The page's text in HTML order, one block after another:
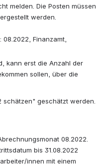
melden. Die Posten müssen
werden.
Finanzamt,
kann erst die Anzahl der
sollen, über die
geschätzt werden.
08.2022.
bis 31.08.2022
innen mit einem